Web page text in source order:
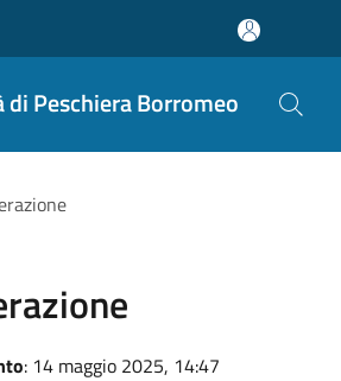
di Peschiera Borromeo
: 14 maggio 2025, 14:47